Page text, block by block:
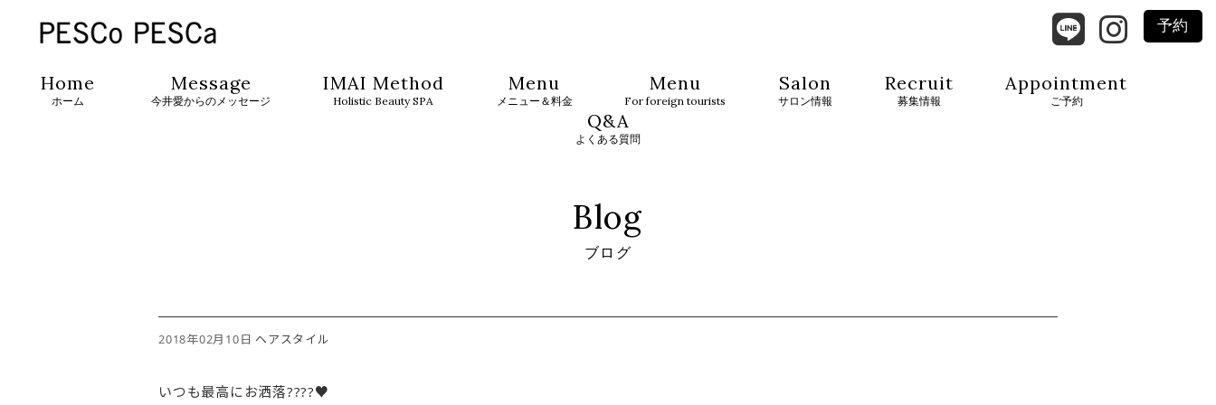
Home
ホーム
Message
今井愛からのメッセージ
IMAI Method
Holistic Beauty SPA
Menu
メニュー＆料金
Menu
For foreign tourists
Salon
サロン情報
Recruit
募集情報
Appointment
ご予約
Q&A
よくある質問
予約
Blog
ブログ
2018年02月10日 ヘアスタイル
いつも最高にお洒落????♥️